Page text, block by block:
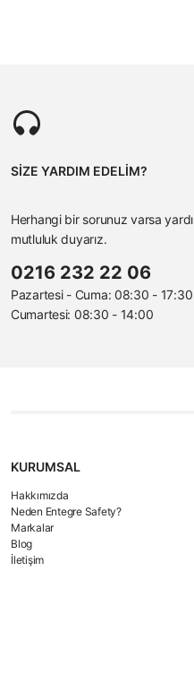
SİZE YARDIM EDELİM?
Herhangi bir sorunuz varsa
mutluluk duyarız.
0216 232 22 06
Pazartesi - Cuma: 08:30 - 17:30
Cumartesi: 08:30 - 14:00
KURUMSAL
Hakkımızda
Neden Entegre Safety?
Markalar
Blog
İletişim